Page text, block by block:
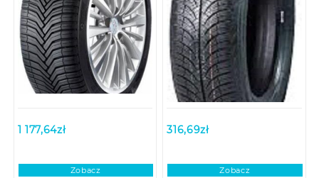
1 177,64zł
Zobacz
316,69zł
Zobacz